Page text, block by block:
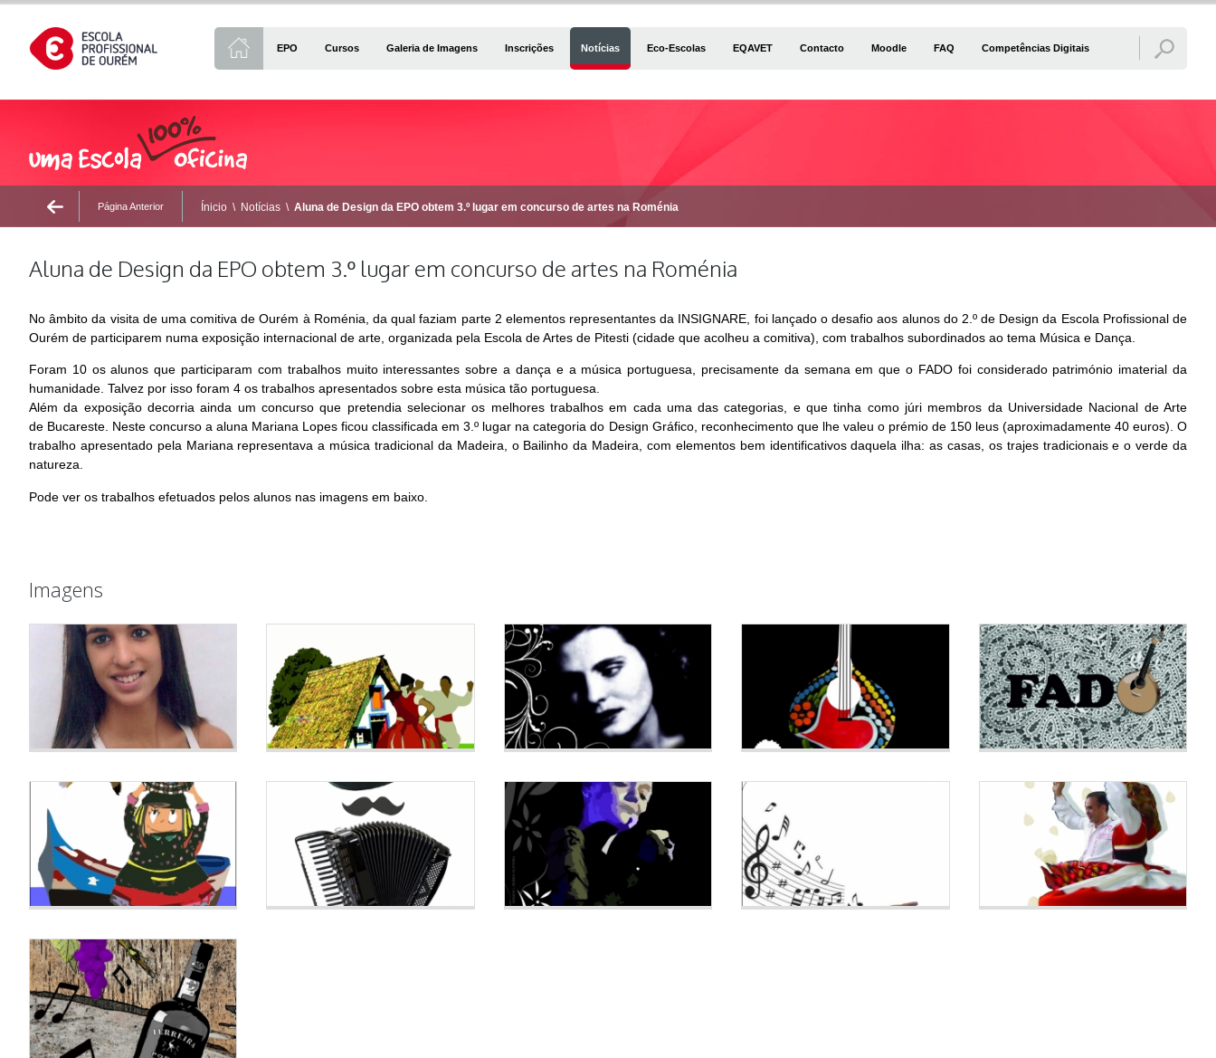
EPO Cursos Galeria de Imagens Inscrições Notícias Eco-Escolas EQAVET Contacto Moodle FAQ Competências Digitais
Página Anterior Ínicio \ Notícias \ Aluna de Design da EPO obtem 3.º lugar em concurso de artes na Roménia
Aluna de Design da EPO obtem 3.º lugar em concurso de artes na Roménia
No âmbito da visita de uma comitiva de Ourém à Roménia, da qual faziam parte 2 elementos representantes da INSIGNARE, foi lançado o desafio aos alunos do 2.º de Design da Escola Profissional de
Ourém de participarem numa exposição internacional de arte, organizada pela Escola de Artes de Pitesti (cidade que acolheu a comitiva), com trabalhos subordinados ao tema Música e Dança.
Foram 10 os alunos que participaram com trabalhos muito interessantes sobre a dança e a música portuguesa, precisamente da semana em que o FADO foi considerado património imaterial da
humanidade. Talvez por isso foram 4 os trabalhos apresentados sobre esta música tão portuguesa.
Além da exposição decorria ainda um concurso que pretendia selecionar os melhores trabalhos em cada uma das categorias, e que tinha como júri membros da Universidade Nacional de Arte
de Bucareste. Neste concurso a aluna Mariana Lopes ficou classificada em 3.º lugar na categoria do Design Gráfico, reconhecimento que lhe valeu o prémio de 150 leus (aproximadamente 40 euros). O
trabalho apresentado pela Mariana representava a música tradicional da Madeira, o Bailinho da Madeira, com elementos bem identificativos daquela ilha: as casas, os trajes tradicionais e o verde da
natureza.
Pode ver os trabalhos efetuados pelos alunos nas imagens em baixo.
Imagens